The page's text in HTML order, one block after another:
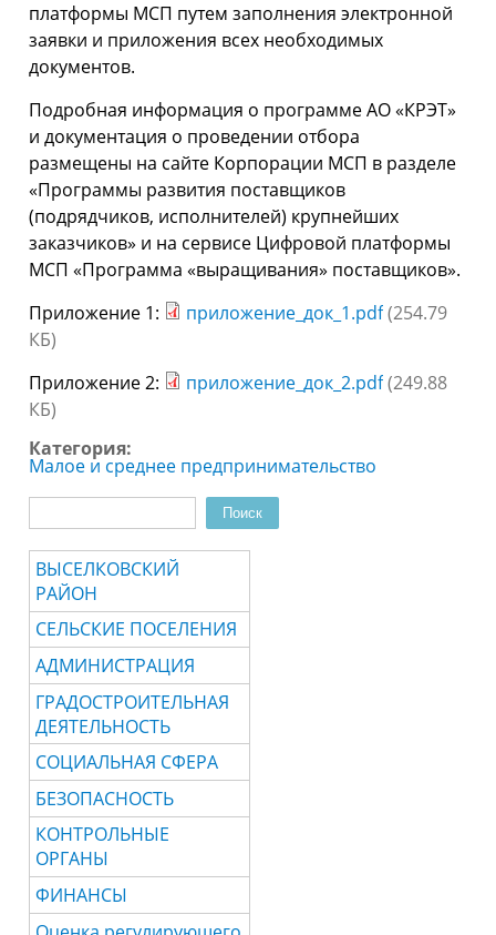
платформы МСП путем заполнения электронной
заявки и приложения всех необходимых
документов.
Подробная информация о программе АО «КРЭТ»
и документация о проведении отбора
размещены на сайте Корпорации МСП в разделе
«Программы развития поставщиков
(подрядчиков, исполнителей) крупнейших
заказчиков» и на сервисе Цифровой платформы
МСП «Программа «выращивания» поставщиков».
Приложение 1:
приложение_док_1.pdf(254.79
КБ)
Приложение 2:
приложение_док_2.pdf(249.88
КБ)
Категория:
Малое и среднее предпринимательство
Поиск
ВЫСЕЛКОВСКИЙ
РАЙОН
СЕЛЬСКИЕ ПОСЕЛЕНИЯ
АДМИНИСТРАЦИЯ
ГРАДОСТРОИТЕЛЬНАЯ
ДЕЯТЕЛЬНОСТЬ
СОЦИАЛЬНАЯ СФЕРА
БЕЗОПАСНОСТЬ
КОНТРОЛЬНЫЕ
ОРГАНЫ
ФИНАНСЫ